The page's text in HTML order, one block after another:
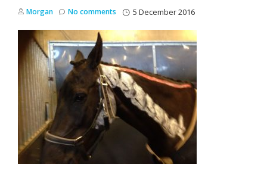
Morgan 5 December 2016
No comments